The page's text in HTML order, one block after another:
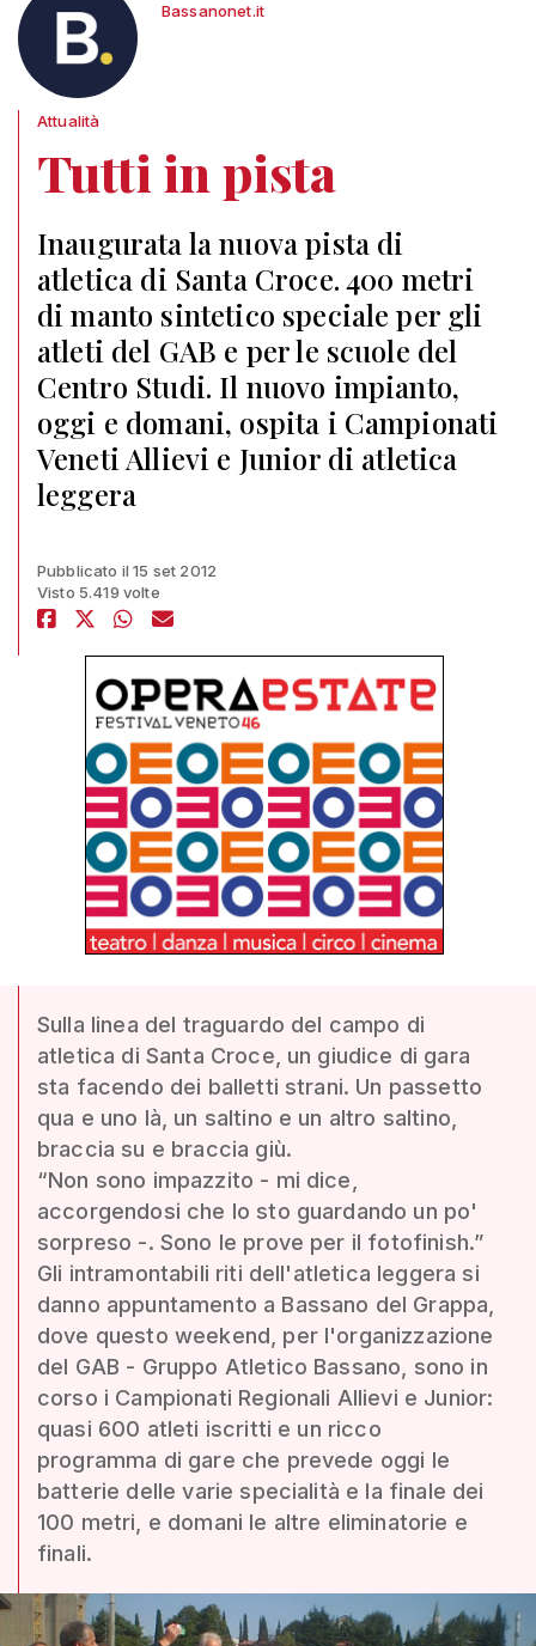
Bassanonet.it
Attualità
Tutti in pista
Inaugurata la nuova pista di
atletica di Santa Croce. 400 metri
di manto sintetico speciale per gli
atleti del GAB e per le scuole del
Centro Studi. Il nuovo impianto,
oggi e domani, ospita i Campionati
Veneti Allievi e Junior di atletica
leggera
Pubblicato il 15 set 2012
Visto 5.419 volte
Sulla linea del traguardo del campo di
atletica di Santa Croce, un giudice di gara
sta facendo dei balletti strani. Un passetto
qua e uno là, un saltino e un altro saltino,
braccia su e braccia giù.
“Non sono impazzito - mi dice,
accorgendosi che lo sto guardando un po'
sorpreso -. Sono le prove per il fotofinish.”
Gli intramontabili riti dell'atletica leggera si
danno appuntamento a Bassano del Grappa,
dove questo weekend, per l'organizzazione
del GAB - Gruppo Atletico Bassano, sono in
corso i Campionati Regionali Allievi e Junior:
quasi 600 atleti iscritti e un ricco
programma di gare che prevede oggi le
batterie delle varie specialità e la finale dei
100 metri, e domani le altre eliminatorie e
finali.